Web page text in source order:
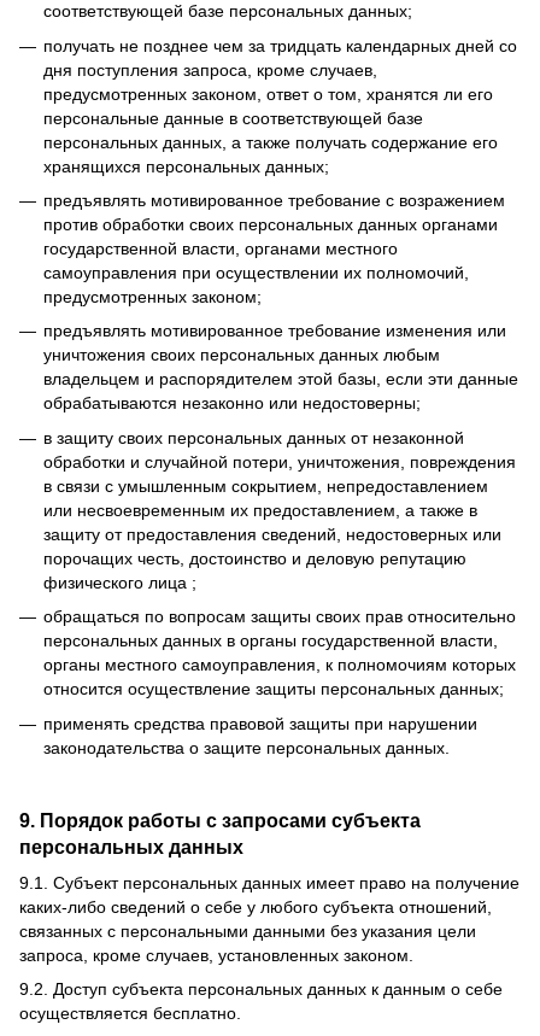
соответствующей базе персональных данных;
получать не позднее чем за тридцать календарных дней со
дня поступления запроса, кроме случаев,
предусмотренных законом, ответ о том, хранятся ли его
персональные данные в соответствующей базе
персональных данных, а также получать содержание его
хранящихся персональных данных;
предъявлять мотивированное требование с возражением
против обработки своих персональных данных органами
государственной власти, органами местного
самоуправления при осуществлении их полномочий,
предусмотренных законом;
предъявлять мотивированное требование изменения или
уничтожения своих персональных данных любым
владельцем и распорядителем этой базы, если эти данные
обрабатываются незаконно или недостоверны;
в защиту своих персональных данных от незаконной
обработки и случайной потери, уничтожения, повреждения
в связи с умышленным сокрытием, непредоставлением
или несвоевременным их предоставлением, а также в
защиту от предоставления сведений, недостоверных или
порочащих честь, достоинство и деловую репутацию
физического лица ;
обращаться по вопросам защиты своих прав относительно
персональных данных в органы государственной власти,
органы местного самоуправления, к полномочиям которых
относится осуществление защиты персональных данных;
применять средства правовой защиты при нарушении
законодательства о защите персональных данных.
9. Порядок работы с запросами субъекта
персональных данных
9.1. Субъект персональных данных имеет право на получение
каких-либо сведений о себе у любого субъекта отношений,
связанных с персональными данными без указания цели
запроса, кроме случаев, установленных законом.
9.2. Доступ субъекта персональных данных к данным о себе
осуществляется бесплатно.